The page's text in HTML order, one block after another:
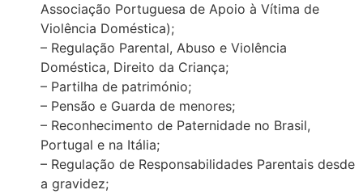
Associação Portuguesa de Apoio à Vítima de
Violência Doméstica);
– Regulação Parental, Abuso e Violência
Doméstica, Direito da Criança;
– Partilha de património;
– Pensão e Guarda de menores;
– Reconhecimento de Paternidade no Brasil,
Portugal e na Itália;
– Regulação de Responsabilidades Parentais desde
a gravidez;